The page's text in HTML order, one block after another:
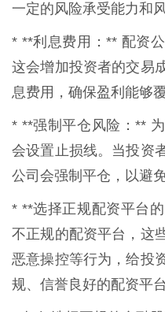
一定的风险承受能力和
* **利息费用：** 配资
这会增加投资者的交易
息费用，确保盈利能够
* **强制平仓风险：**
会设置止损线。当投资
公司会强制平仓，以避
* **选择正规配资平台
不正规的配资平台，这
恶意操控等行为，给投
规、信誉良好的配资平